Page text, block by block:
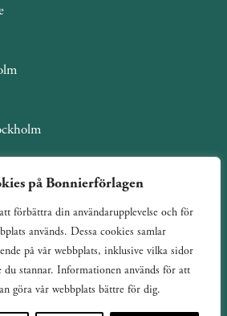
på Bonnierförlagen
förbättra din användarupplevelse och för
används. Dessa cookies samlar
på vår webbplats, inklusive vilka sidor
du stannar. Informationen används för att
göra vår webbplats bättre för dig.
Bonnierförlagen
Cookies
Integritetspolicy